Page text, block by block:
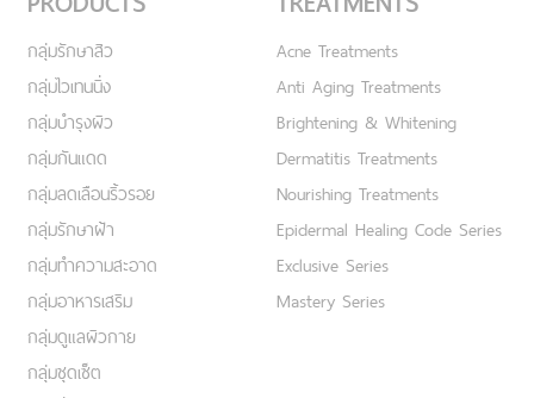
กลุ่มรักษาสิว
กลุ่มไวเทนนิ่ง
กลุ่มบำรุงผิว
กลุ่มกันแดด
กลุ่มลดเลือนริ้วรอย
กลุ่มรักษาฝ้า
กลุ่มทำความสะอาด
กลุ่มอาหารเสริม
กลุ่มดูแลผิวกาย
กลุ่มชุดเซ็ต
Acne Treatments
Anti Aging Treatments
Brightening & Whitening
Dermatitis Treatments
Nourishing Treatments
Epidermal Healing Code Series
Exclusive Series
Mastery Series